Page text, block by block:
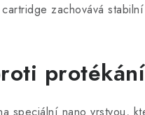
zachovává
protékání